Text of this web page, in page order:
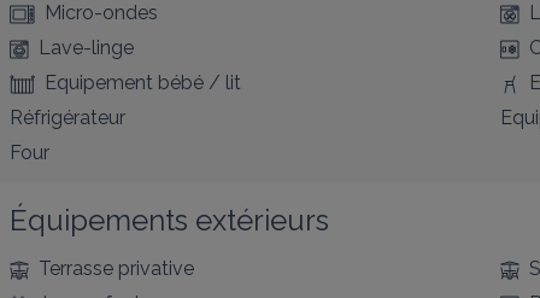
Micro-ondes
Lave-linge
Equipement bébé / lit
Réfrigérateur
Four
Équipements extérieurs
Terrasse privative